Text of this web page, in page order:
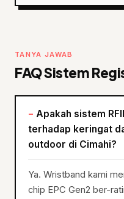
TANYA JAWAB
FAQ Sistem
Apakah sistem
terhadap keringat
outdoor di Cimahi?
Ya. Wristband kami
chip EPC Gen2 ber-